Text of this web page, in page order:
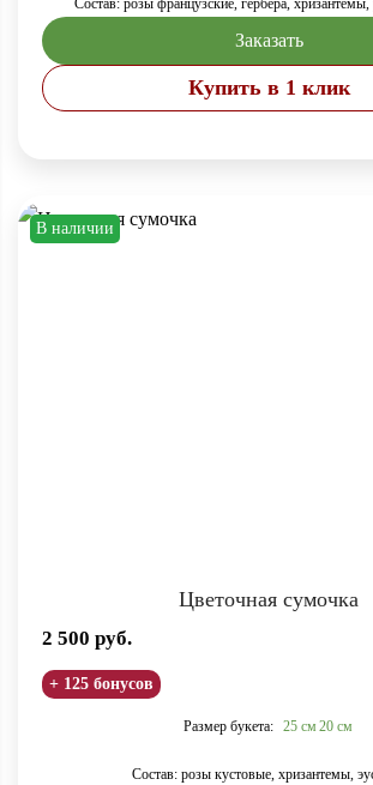
Состав: розы французские, гербера,
Заказать
Купить в 1 клик
В наличии
Цветочная сумочка
2 500 руб.
+ 125 бонусов
Размер букета: 25 см 20 см
Состав: розы кустовые, хризантемы,